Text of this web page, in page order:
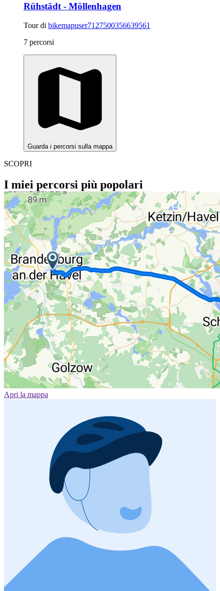
Rühstädt - Möllenhagen
Tour di bikemapuser7127500356639561
7 percorsi
Guarda i percorsi sulla mappa
SCOPRI
I miei percorsi più popolari
Apri la mappa